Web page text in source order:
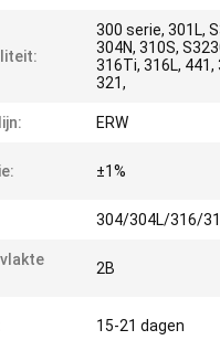
300 serie, 301L,
304N, 310S,
316Ti, 316L, 441,
321,
ERW
±1%
304/304L/316/
2B
15-21 dagen